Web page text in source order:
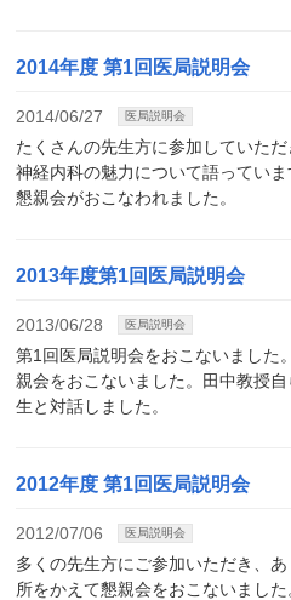
2014年度 第1回医局説明会
2014/06/27 医局説明会
たくさんの先生方に参加していた
神経内科の魅力について語ってい
懇親会がおこなわれました。
2013年度第1回医局説明会
2013/06/28 医局説明会
第1回医局説明会をおこないました
親会をおこないました。田中教授
生と対話しました。
2012年度 第1回医局説明会
2012/07/06 医局説明会
多くの先生方にご参加いただき、
所をかえて懇親会をおこないました